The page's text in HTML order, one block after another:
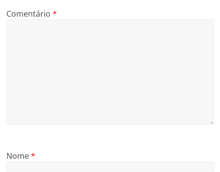
Comentário*
Nome*